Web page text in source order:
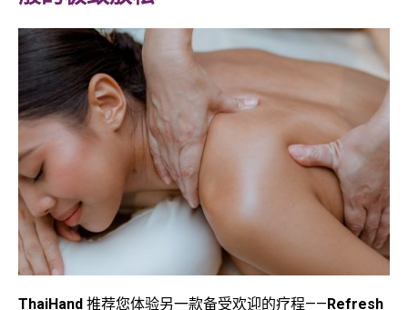
ThaiHand 推荐您体验另一款备受欢迎的疗程——Refresh